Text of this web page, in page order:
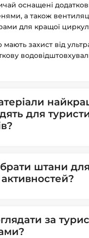
оснащені
а також
для кращої
мають захист від
для
штани
активностей?
за